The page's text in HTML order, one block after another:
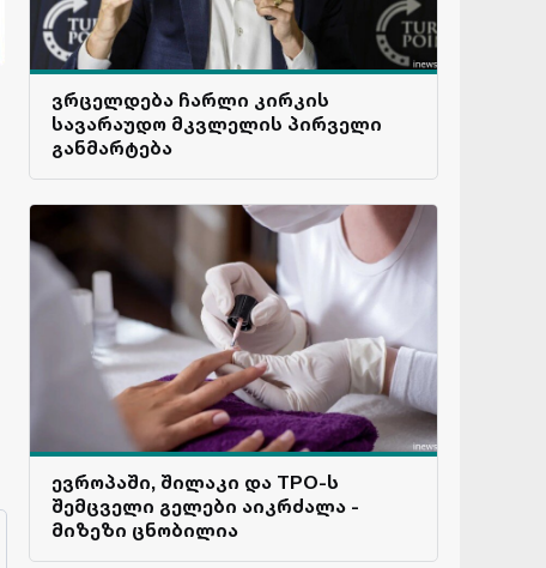
ვრცელდება ჩარლი კირკის
სავარაუდო მკვლელის პირველი
განმარტება
ევროპაში, შილაკი და TPO-ს
შემცველი გელები აიკრძალა -
მიზეზი ცნობილია